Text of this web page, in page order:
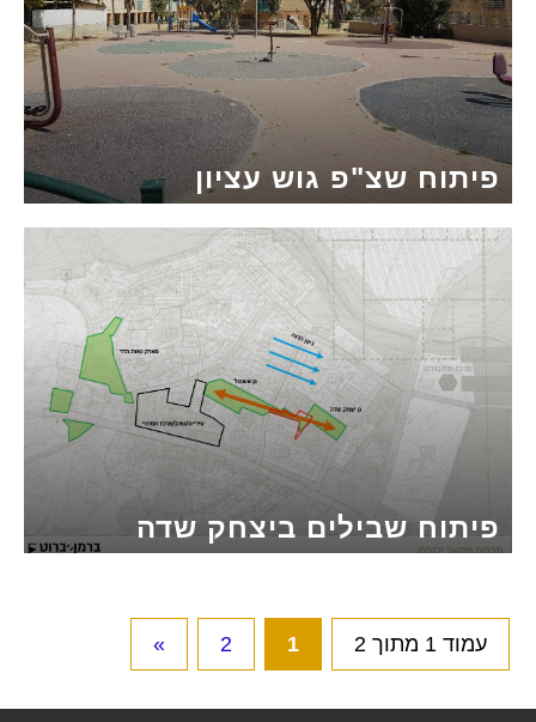
פיתוח שצ"פ גוש עציון
פיתוח שבילים ביצחק שדה
עמוד 1 מתוך 2 1
2
»